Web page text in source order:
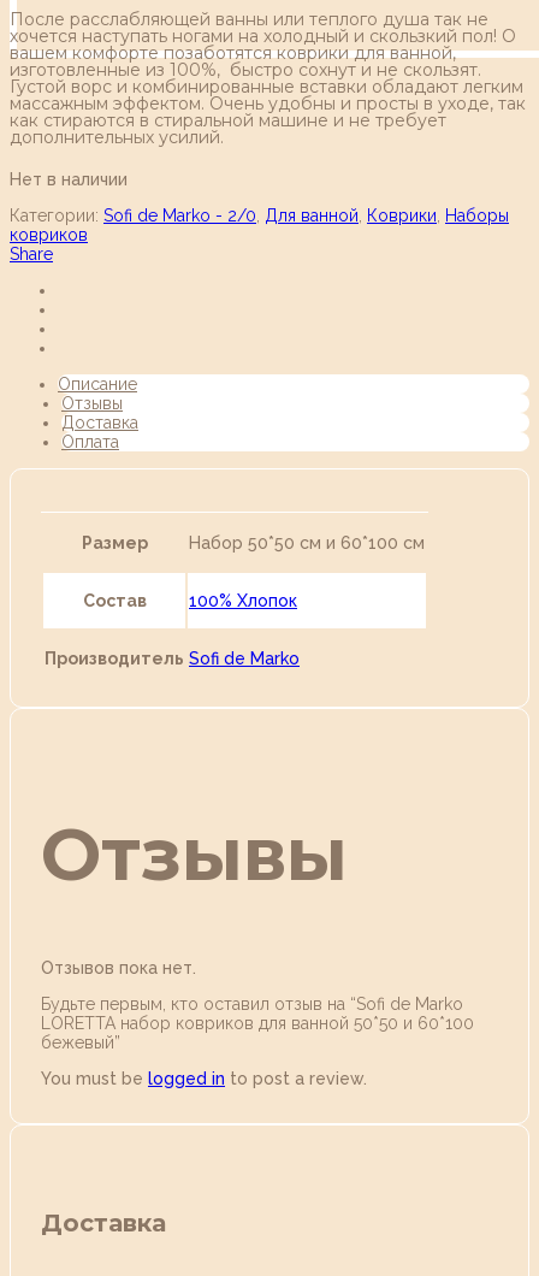
После расслабляющей ванны или теплого душа так не
хочется наступать ногами на холодный и скользкий пол! О
вашем комфорте позаботятся коврики для ванной,
изготовленные из 100%, быстро сохнут и не скользят.
Густой ворс и комбинированные вставки обладают легким
массажным эффектом. Очень удобны и просты в уходе, так
как стираются в стиральной машине и не требует
дополнительных усилий.
Нет в наличии
Категории: Sofi de Marko - 2/0 Для ванной Коврики
Наборы
ковриков
Share
Описание
Отзывы
Доставка
Оплата
Размер Набор 50*50 см и 60*100 см
Состав 100% Хлопок
Производитель Sofi de Marko
Отзывы
Отзывов пока нет.
Будьте первым, кто оставил отзыв на “Sofi de Marko
LORETTA набор ковриков для ванной 50*50 и 60*100
бежевый”
You must be logged in to post a review.
Доставка